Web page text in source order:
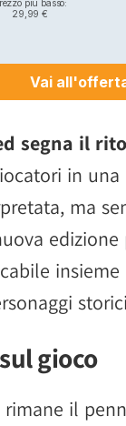
segna il
in
ma
gioco
rimane il